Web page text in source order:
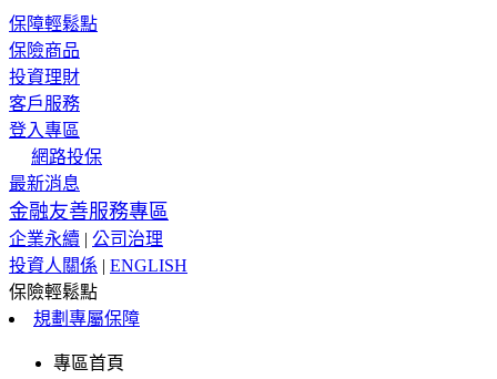
保障輕鬆點
保險商品
投資理財
客戶服務
登入專區
網路投保
最新消息
金融友善服務專區
企業永續 | 公司治理
投資人關係 | ENGLISH
保險輕鬆點
規劃專屬保障
專區首頁